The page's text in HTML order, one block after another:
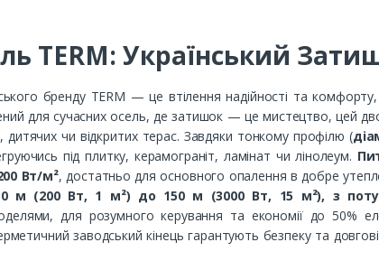
TERM: Український
бренду TERM — це втілення надійності та
для сучасних осель, де затишок — це мистецтво, цей
дитячих чи відкритих терас. Завдяки тонкому профілю (
під плитку, керамограніт, ламінат чи лінолеум.
Вт/м², достатньо для основного опалення в добре
м (200 Вт, 1 м²) до 150 м (3000 Вт, 15 м²), з
для розумного керування та економії до 50%
заводський кінець гарантують безпеку та